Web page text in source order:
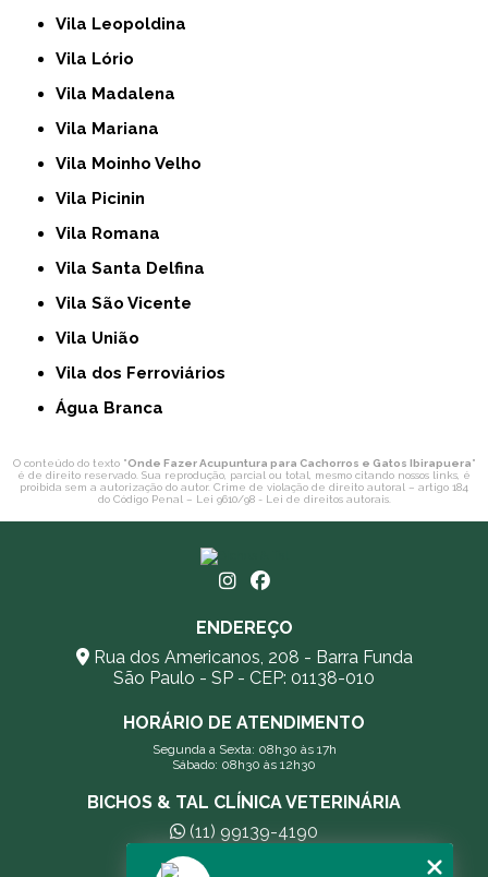
Vila Leopoldina
Vila Lório
Vila Madalena
Vila Mariana
Vila Moinho Velho
Vila Picinin
Vila Romana
Vila Santa Delfina
Vila São Vicente
Vila União
Vila dos Ferroviários
Água Branca
O conteúdo do texto "Onde Fazer Acupuntura para Cachorros e Gatos Ibirapuera"
é de direito reservado. Sua reprodução, parcial ou total, mesmo citando nossos links, é
proibida sem a autorização do autor. Crime de violação de direito autoral – artigo 184
do Código Penal – Lei 9610/98 - Lei de direitos autorais.
ENDEREÇO
Rua dos Americanos, 208 - Barra Funda
São Paulo - SP - CEP: 01138-010
HORÁRIO DE ATENDIMENTO
Segunda a Sexta: 08h30 às 17h
Sábado: 08h30 às 12h30
BICHOS & TAL CLÍNICA VETERINÁRIA
(11) 99139-4190
andreleecitti5@gmail.com